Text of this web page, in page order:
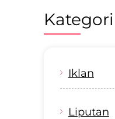
Kategori
Iklan
Liputan